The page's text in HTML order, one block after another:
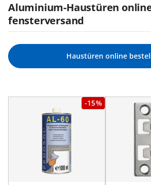
Aluminium-Haustüren
fensterversand
Haustüren online
-15%